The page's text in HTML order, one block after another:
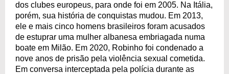
dos clubes europeus, para onde foi em 2005. Na Itália,
porém, sua história de conquistas mudou. Em 2013,
ele e mais cinco homens brasileiros foram acusados
de estuprar uma mulher albanesa embriagada numa
boate em Milão. Em 2020, Robinho foi condenado a
nove anos de prisão pela violência sexual cometida.
Em conversa interceptada pela polícia durante as